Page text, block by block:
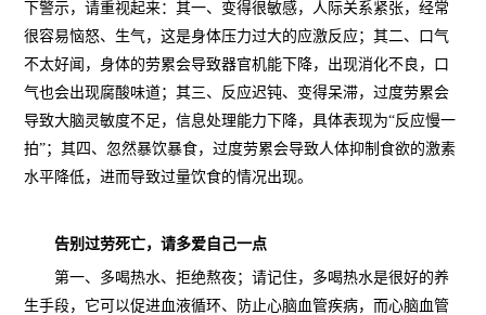
下警示，请重视起来：其一、变得很敏感，人际关系紧张，经常
很容易恼怒、生气，这是身体压力过大的应激反应；其二、口气
不太好闻，身体的劳累会导致器官机能下降，出现消化不良，口
气也会出现腐酸味道；其三、反应迟钝、变得呆滞，过度劳累会
导致大脑灵敏度不足，信息处理能力下降，具体表现为“反应慢一
拍”；其四、忽然暴饮暴食，过度劳累会导致人体抑制食欲的激素
水平降低，进而导致过量饮食的情况出现。
告别过劳死亡，请多爱自己一点
第一、多喝热水、拒绝熬夜；请记住，多喝热水是很好的养
生手段，它可以促进血液循环、防止心脑血管疾病，而心脑血管